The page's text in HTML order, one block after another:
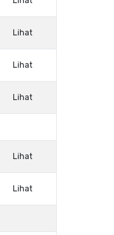
Lihat
Lihat
Lihat
Lihat
Lihat